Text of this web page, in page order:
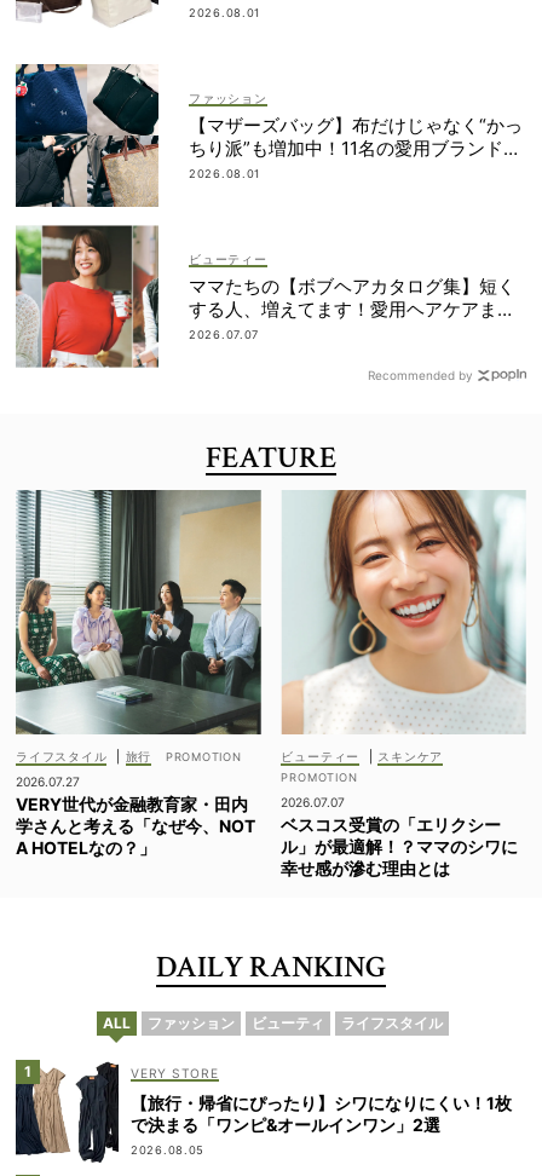
2026.08.01
ファッション
【マザーズバッグ】布だけじゃなく“かっ
ちり派”も増加中！11名の愛用ブランド
は？
2026.08.01
ビューティー
ママたちの【ボブヘアカタログ集】短く
する人、増えてます！愛用ヘアケアまで
全部見せ
2026.07.07
Recommended by
FEATURE
ライフスタイル
旅行
2026.07.27
VERY世代が金融教育家・田内
学さんと考える「なぜ今、NOT
A HOTELなの？」
ビューティー スキンケア
2026.07.07
ベスコス受賞の「エリクシー
ル」が最適解！？ママのシワに
幸せ感が滲む理由とは
DAILY RANKING
ALL ファッション ビューティ ライフスタイル
VERY STORE
【旅行・帰省にぴったり】シワになりにくい！1枚
で決まる「ワンピ&オールインワン」2選
2026.08.05